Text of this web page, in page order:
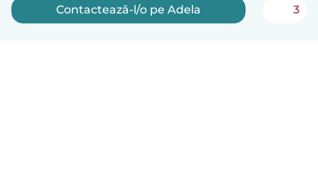
Contactează-l/o pe Adela 3